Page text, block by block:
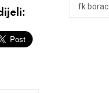
fk borac